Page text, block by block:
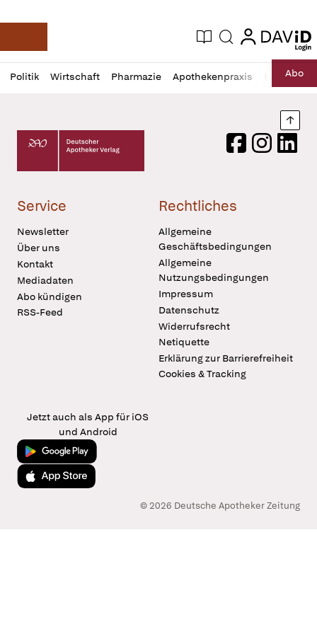
Deutsche Apotheker Zeitung
Aktuelle Ausgabe
Suche login
login
Politik Wirtschaft Pharmazie Apothekenpraxis RechtAbo
Profil
öffnen
Daz
Pur
Deutscher Apotheker Verlag Logo
FacebookInstagram
Service
Newsletter
Über uns
Kontakt
Mediadaten
Abo kündigen
RSS-Feed
Rechtliches
Allgemeine
Geschäftsbedingungen
Allgemeine
Nutzungsbedingungen
Impressum
Datenschutz
Widerrufsrecht
Netiquette
Erklärung zur Barrierefreiheit
Cookies & Tracking
Jetzt auch als App für iOS
und Android
Jetzt bei Google Play
Laden im App Store
© 2026 Deutsche Apotheker Zeitung